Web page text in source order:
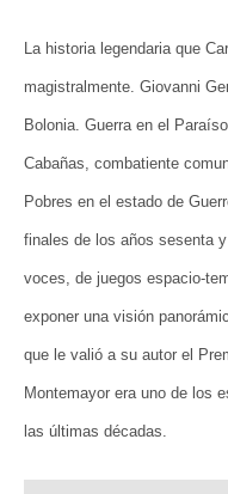
La historia legendaria que
magistralmente. Giovanni
Bolonia. Guerra en el
Cabañas, combatiente
Pobres en el estado de
finales de los años sesenta
voces, de juegos espacio-
exponer una visión
que le valió a su autor el
Montemayor era uno de los
las últimas décadas.